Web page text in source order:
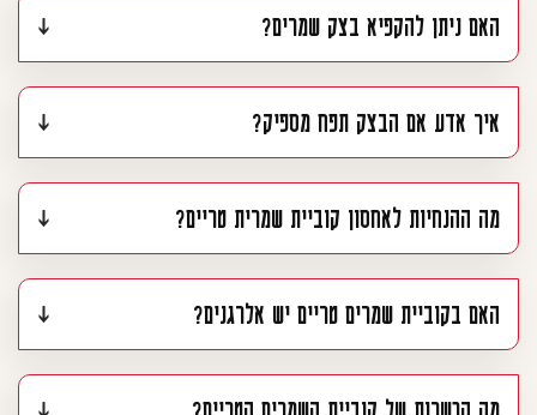
האם ניתן להקפיא בצק שמרים?
איך אדע אם הבצק תפח מספיק?
מה ההנחיות לאחסון קוביית שמרית טריים?
האם בקוביית שמרים טריים יש אלרגנים?